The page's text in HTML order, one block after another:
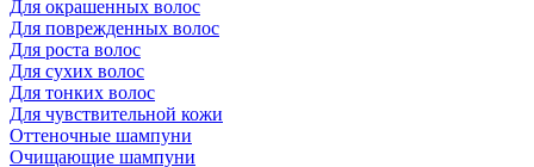
Для окрашенных волос
Для поврежденных волос
Для роста волос
Для сухих волос
Для тонких волос
Для чувствительной кожи
Оттеночные шампуни
Очищающие шампуни